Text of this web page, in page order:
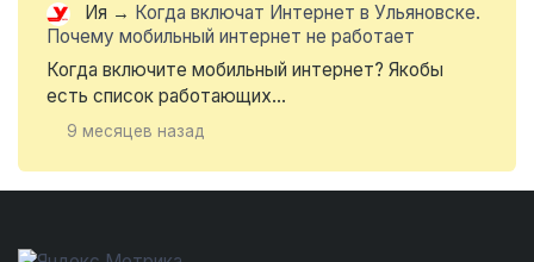
Ия → Когда включат Интернет в Ульяновске.
Почему мобильный интернет не работает
Когда включите мобильный интернет? Якобы
есть список работающих...
9 месяцев назад